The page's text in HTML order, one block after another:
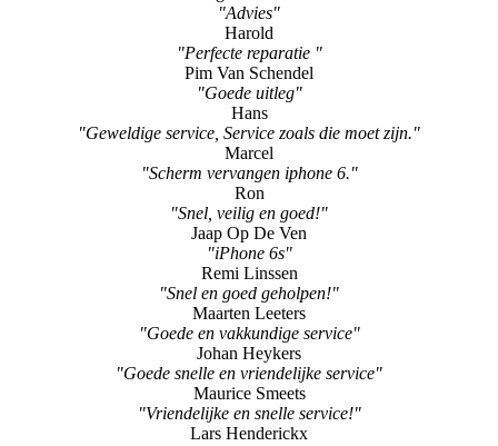
"Advies"
Harold
"Perfecte reparatie "
Pim Van Schendel
"Goede uitleg"
Hans
"Geweldige service, Service zoals die moet zijn."
Marcel
"Scherm vervangen iphone 6."
Ron
"Snel, veilig en goed!"
Jaap Op De Ven
"iPhone 6s"
Remi Linssen
"Snel en goed geholpen!"
Maarten Leeters
"Goede en vakkundige service"
Johan Heykers
"Goede snelle en vriendelijke service"
Maurice Smeets
"Vriendelijke en snelle service!"
Lars Henderickx